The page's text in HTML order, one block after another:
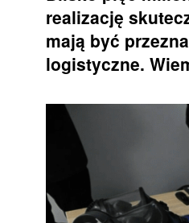
realizację
mają być
logistyczne.